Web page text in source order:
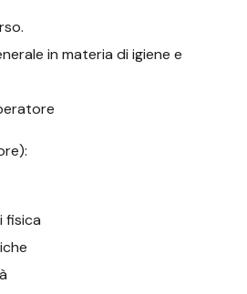
in materia di igiene e
fisica